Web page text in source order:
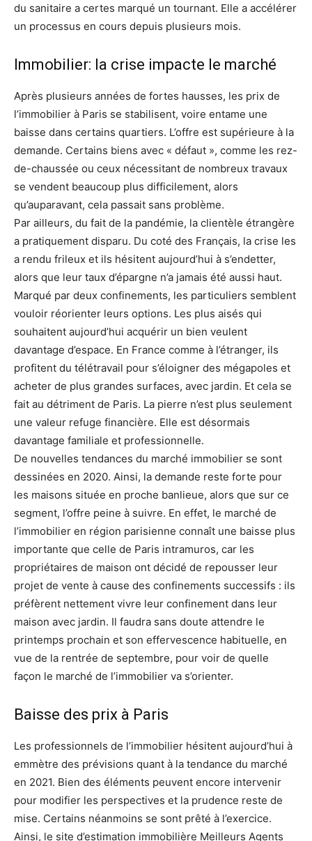
du sanitaire a certes marqué un tournant. Elle a accélérer
un processus en cours depuis plusieurs mois.
Immobilier: la crise impacte le marché
Après plusieurs années de fortes hausses, les prix de
l’immobilier à Paris se stabilisent, voire entame une
baisse dans certains quartiers. L’offre est supérieure à la
demande. Certains biens avec « défaut », comme les rez-
de-chaussée ou ceux nécessitant de nombreux travaux
se vendent beaucoup plus difficilement, alors
qu’auparavant, cela passait sans problème.
Par ailleurs, du fait de la pandémie, la clientèle étrangère
a pratiquement disparu. Du coté des Français, la crise les
a rendu frileux et ils hésitent aujourd’hui à s’endetter,
alors que leur taux d’épargne n’a jamais été aussi haut.
Marqué par deux confinements, les particuliers semblent
vouloir réorienter leurs options. Les plus aisés qui
souhaitent aujourd’hui acquérir un bien veulent
davantage d’espace. En France comme à l’étranger, ils
profitent du télétravail pour s’éloigner des mégapoles et
acheter de plus grandes surfaces, avec jardin. Et cela se
fait au détriment de Paris. La pierre n’est plus seulement
une valeur refuge financière. Elle est désormais
davantage familiale et professionnelle.
De nouvelles tendances du marché immobilier se sont
dessinées en 2020. Ainsi, la demande reste forte pour
les maisons située en proche banlieue, alors que sur ce
segment, l’offre peine à suivre. En effet, le marché de
l’immobilier en région parisienne connaît une baisse plus
importante que celle de Paris intramuros, car les
propriétaires de maison ont décidé de repousser leur
projet de vente à cause des confinements successifs : ils
préfèrent nettement vivre leur confinement dans leur
maison avec jardin. Il faudra sans doute attendre le
printemps prochain et son effervescence habituelle, en
vue de la rentrée de septembre, pour voir de quelle
façon le marché de l’immobilier va s’orienter.
Baisse des prix à Paris
Les professionnels de l’immobilier hésitent aujourd’hui à
emmètre des prévisions quant à la tendance du marché
en 2021. Bien des éléments peuvent encore intervenir
pour modifier les perspectives et la prudence reste de
mise. Certains néanmoins se sont prêté à l’exercice.
Ainsi, le site d’estimation immobilière Meilleurs Agents